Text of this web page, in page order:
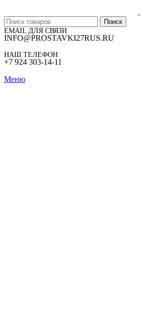
Поиск
EMAIL ДЛЯ СВЯЗИ
INFO@PROSTAVKI27RUS.RU
НАШ ТЕЛЕФОН
+7 924 303-14-11
Меню